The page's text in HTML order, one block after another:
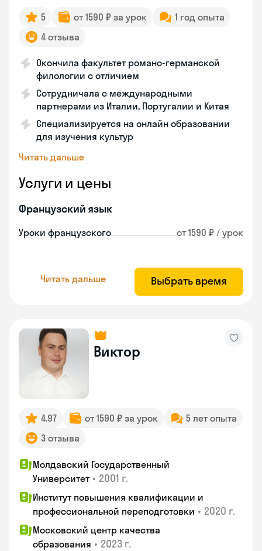
5 от 1590 ₽ за урок
1 год опыта
4 отзыва
Окончила факультет романо-германской
филологии с отличием
Сотрудничала с международными
партнерами из Италии, Португалии и Китая
Специализируется на онлайн образовании
для изучения культур
Читать дальше
Услуги и цены
Французский язык
Уроки французского от 1590 ₽ / урок
Читать дальше Выбрать время
Виктор
4.97 от 1590 ₽ за урок
5 лет опыта
3 отзыва
Молдавский Государственный
Университет • 2001 г.
Институт повышения квалификации и
профессиональной переподготовки • 2020 г.
Московский центр качества
образования • 2023 г.